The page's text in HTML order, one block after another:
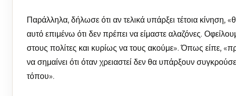
Παράλληλα, δήλωσε ότι αν τελικά υπάρξει τέτοια κίνηση,
αυτό επιμένω ότι δεν πρέπει να είμαστε αλαζόνες.
στους πολίτες και κυρίως να τους ακούμε». Όπως είπε,
να σημαίνει ότι όταν χρειαστεί δεν θα υπάρξουν
τόπου».